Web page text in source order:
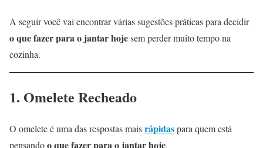
A seguir você vai encontrar várias sugestões práticas para decidir
o que fazer para o jantar hojesem perder muito tempo na
cozinha.
1. Omelete Recheado
O omelete é uma das respostas maisrápidaspara quem está
pensandoo que fazer para o jantar hoje.